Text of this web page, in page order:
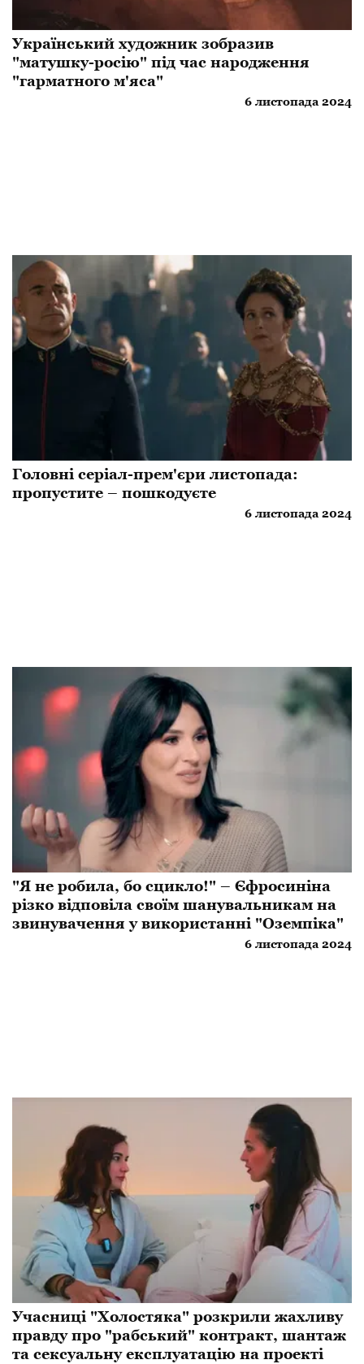
Український художник зобразив
"матушку-росію" під час народження
"гарматного м'яса"
6 листопада 2024
Головні серіал-прем'єри листопада:
пропустите – пошкодуєте
6 листопада 2024
"Я не робила, бо сцикло!" – Єфросиніна
різко відповіла своїм шанувальникам на
звинувачення у використанні "Оземпіка"
6 листопада 2024
Учасниці "Холостяка" розкрили жахливу
правду про "рабський" контракт, шантаж
та сексуальну експлуатацію на проекті